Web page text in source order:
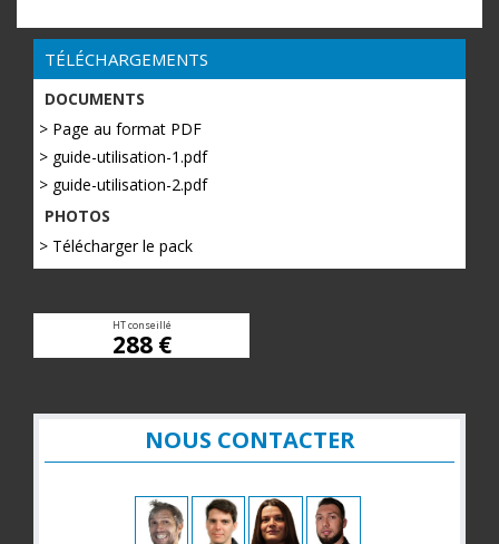
TÉLÉCHARGEMENTS
DOCUMENTS
> Page au format PDF
> guide-utilisation-1.pdf
> guide-utilisation-2.pdf
PHOTOS
> Télécharger le pack
HT conseillé
288 €
NOUS CONTACTER